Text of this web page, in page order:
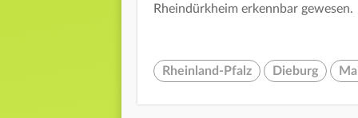
Rheindürkheim erkennbar gewesen.
Rheinland-Pfalz Dieburg